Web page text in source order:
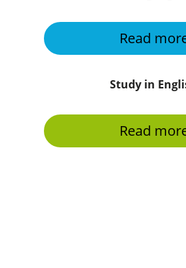
Read
Study in
Read